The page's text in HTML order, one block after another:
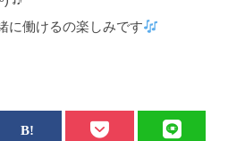
に働けるの楽しみです